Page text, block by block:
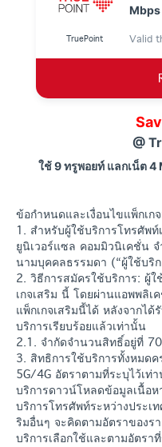
Mbps
TruePoint Valid
@
ใช้ 9 ทรูพอยท์ แลกเน็ต 4
ข้อกำหนดและเงื่อนไขแพ็กเก
1. สำหรับผู้ใช้บริการโทรศัพ
ยูนิเวอร์แซล คอมมิวนิเคชั่น
นามบุคคลธรรมดา (“ผู้ใช้บริ
2. วิธีการสมัครใช้บริการ: ผู้
เกจเสริม นี้ โดยผ่านแอพพลิเ
แพ็กเกจเสริมนี้ได้ หลังจากไ
บริการเรียบร้อยแล้วเท่านั้น
2.1. จำกัดจำนวนสิทธิ์อยู่ที่
3. สิทธิการใช้บริการทั้งหมด
5G/4G อัตราตามที่ระบุไว้เท่
บริการดาวน์โหลดข้อมูลเนื้อ
บริการโทรศัพท์ระหว่างประ
ริมอื่นๆ จะคิดตามอัตราของร
บริการเลือกใช้และตามอัตรา